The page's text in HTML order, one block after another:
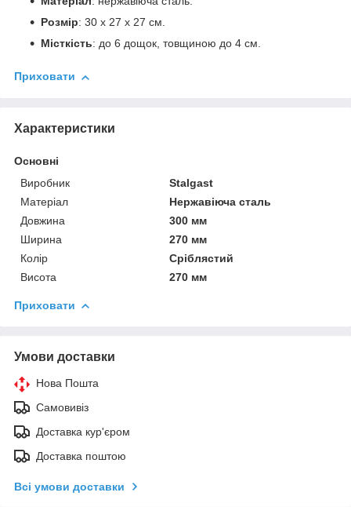
Розмір: 30 х 27 х 27 см.
Місткість: до 6 дощок, товщиною до 4 см.
Приховати
Характеристики
Основні
Виробник
Stalgast
Матеріал
Нержавіюча сталь
Довжина
300 мм
Ширина
270 мм
Колір
Сріблястий
Висота
270 мм
Приховати
Умови доставки
Нова Пошта
Самовивіз
Доставка кур'єром
Доставка поштою
Всі умови доставки